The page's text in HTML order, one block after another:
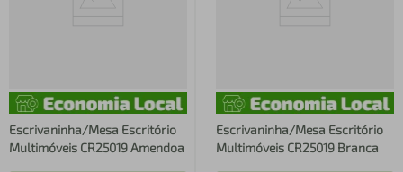
Escrivaninha/Mesa Escritório
Multimóveis CR25019 Amendoa
Escrivaninha/Mesa Escritório
Multimóveis CR25019 Branca